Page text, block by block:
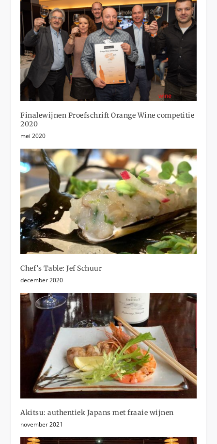
Finalewijnen Proefschrift Orange Wine competitie
2020
mei 2020
Chef’s Table: Jef Schuur
december 2020
Akitsu: authentiek Japans met fraaie wijnen
november 2021